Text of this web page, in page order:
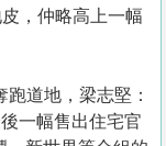
，仲略高上一幅
跑道地，梁志堅：
一幅售出住宅官